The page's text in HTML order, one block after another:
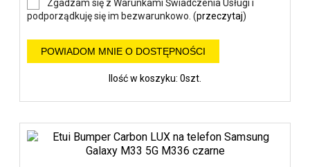
Zgadzam się z Warunkami Świadczenia Usługi i
podporządkuję się im bezwarunkowo. (przeczytaj)
POWIADOM MNIE O DOSTĘPNOŚCI
Ilość w koszyku: 0szt.